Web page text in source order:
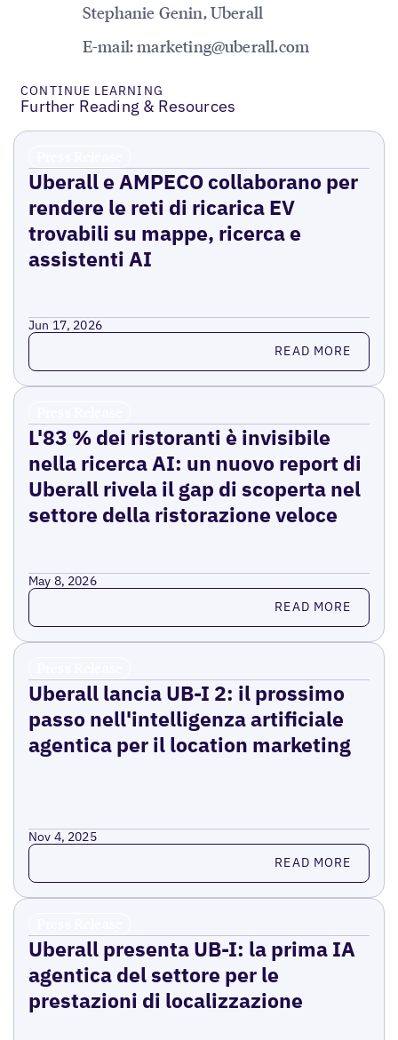
Stephanie Genin, Uberall
E-mail: marketing@uberall.com
CONTINUE LEARNING
Further Reading & Resources
Uberall e AMPECO collaborano per
rendere le reti di ricarica EV
trovabili su mappe, ricerca e
assistenti AI
Jun 17, 2026
Read more READ MORE
L'83 % dei ristoranti è invisibile
nella ricerca AI: un nuovo report di
Uberall rivela il gap di scoperta nel
settore della ristorazione veloce
May 8, 2026
Read more READ MORE
Uberall lancia UB-I 2: il prossimo
passo nell'intelligenza artificiale
agentica per il location marketing
Nov 4, 2025
Read more READ MORE
Uberall presenta UB-I: la prima IA
agentica del settore per le
prestazioni di localizzazione